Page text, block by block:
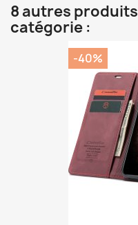
8 autres
catégorie :
-40%